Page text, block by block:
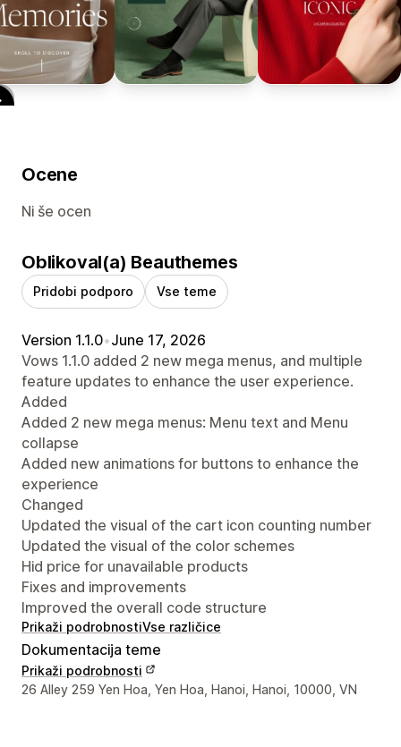
Ocene
Ni še ocen
Oblikoval(a) Beauthemes
Pridobi podporo Vse teme
Version 1.1.0•June 17, 2026
Vows 1.1.0 added 2 new mega menus, and multiple
feature updates to enhance the user experience.
Added
Added 2 new mega menus: Menu text and Menu
collapse
Added new animations for buttons to enhance the
experience
Changed
Updated the visual of the cart icon counting number
Updated the visual of the color schemes
Hid price for unavailable products
Fixes and improvements
Improved the overall code structure
Prikaži podrobnostiVse različice
Dokumentacija teme
Prikaži podrobnosti
Podatki za stik z oblikovalcem
26 Alley 259 Yen Hoa, Yen Hoa, Hanoi, Hanoi, 10000, VN